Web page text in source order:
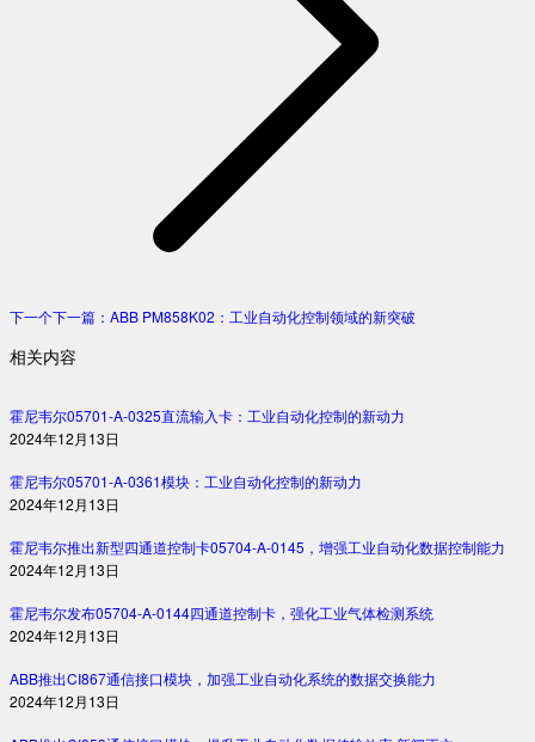
下一个下一篇： ABB PM858K02：工业自动化控制领域的新突破
相关内容
霍尼韦尔05701-A-0325直流输入卡：工业自动化控制的新动力
2024年12月13日
霍尼韦尔05701-A-0361模块：工业自动化控制的新动力
2024年12月13日
霍尼韦尔推出新型四通道控制卡05704-A-0145，增强工业自动化数据控制能力
2024年12月13日
霍尼韦尔发布05704-A-0144四通道控制卡，强化工业气体检测系统
2024年12月13日
ABB推出CI867通信接口模块，加强工业自动化系统的数据交换能力
2024年12月13日